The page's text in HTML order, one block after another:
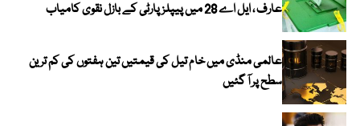
عارف ، ایل اے 28 میں پیپلز پارٹی کے بازل نقوی کامیاب
عالمی منڈی میں خام تیل کی قیمتیں تین ہفتوں کی کم ترین
سطح پر آ گئیں